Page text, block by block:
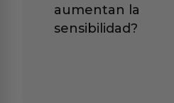
aumentan la
sensibilidad?